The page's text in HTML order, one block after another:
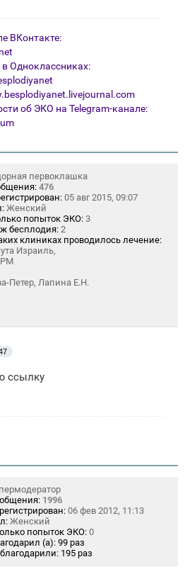
ВКонтакте:
Одноклассниках:
об ЭКО на Telegram-канале:
первоклашка
476
05 авг 2015, 09:07
Женский
попыток ЭКО: 3
бесплодия: 2
клиниках проводилось лечение:
Израиль,
Петер, Лапина Е.Н.
ссылку
1996
06 фев 2012, 11:13
Женский
попыток ЭКО: 0
(а): 99 раз
195 раз